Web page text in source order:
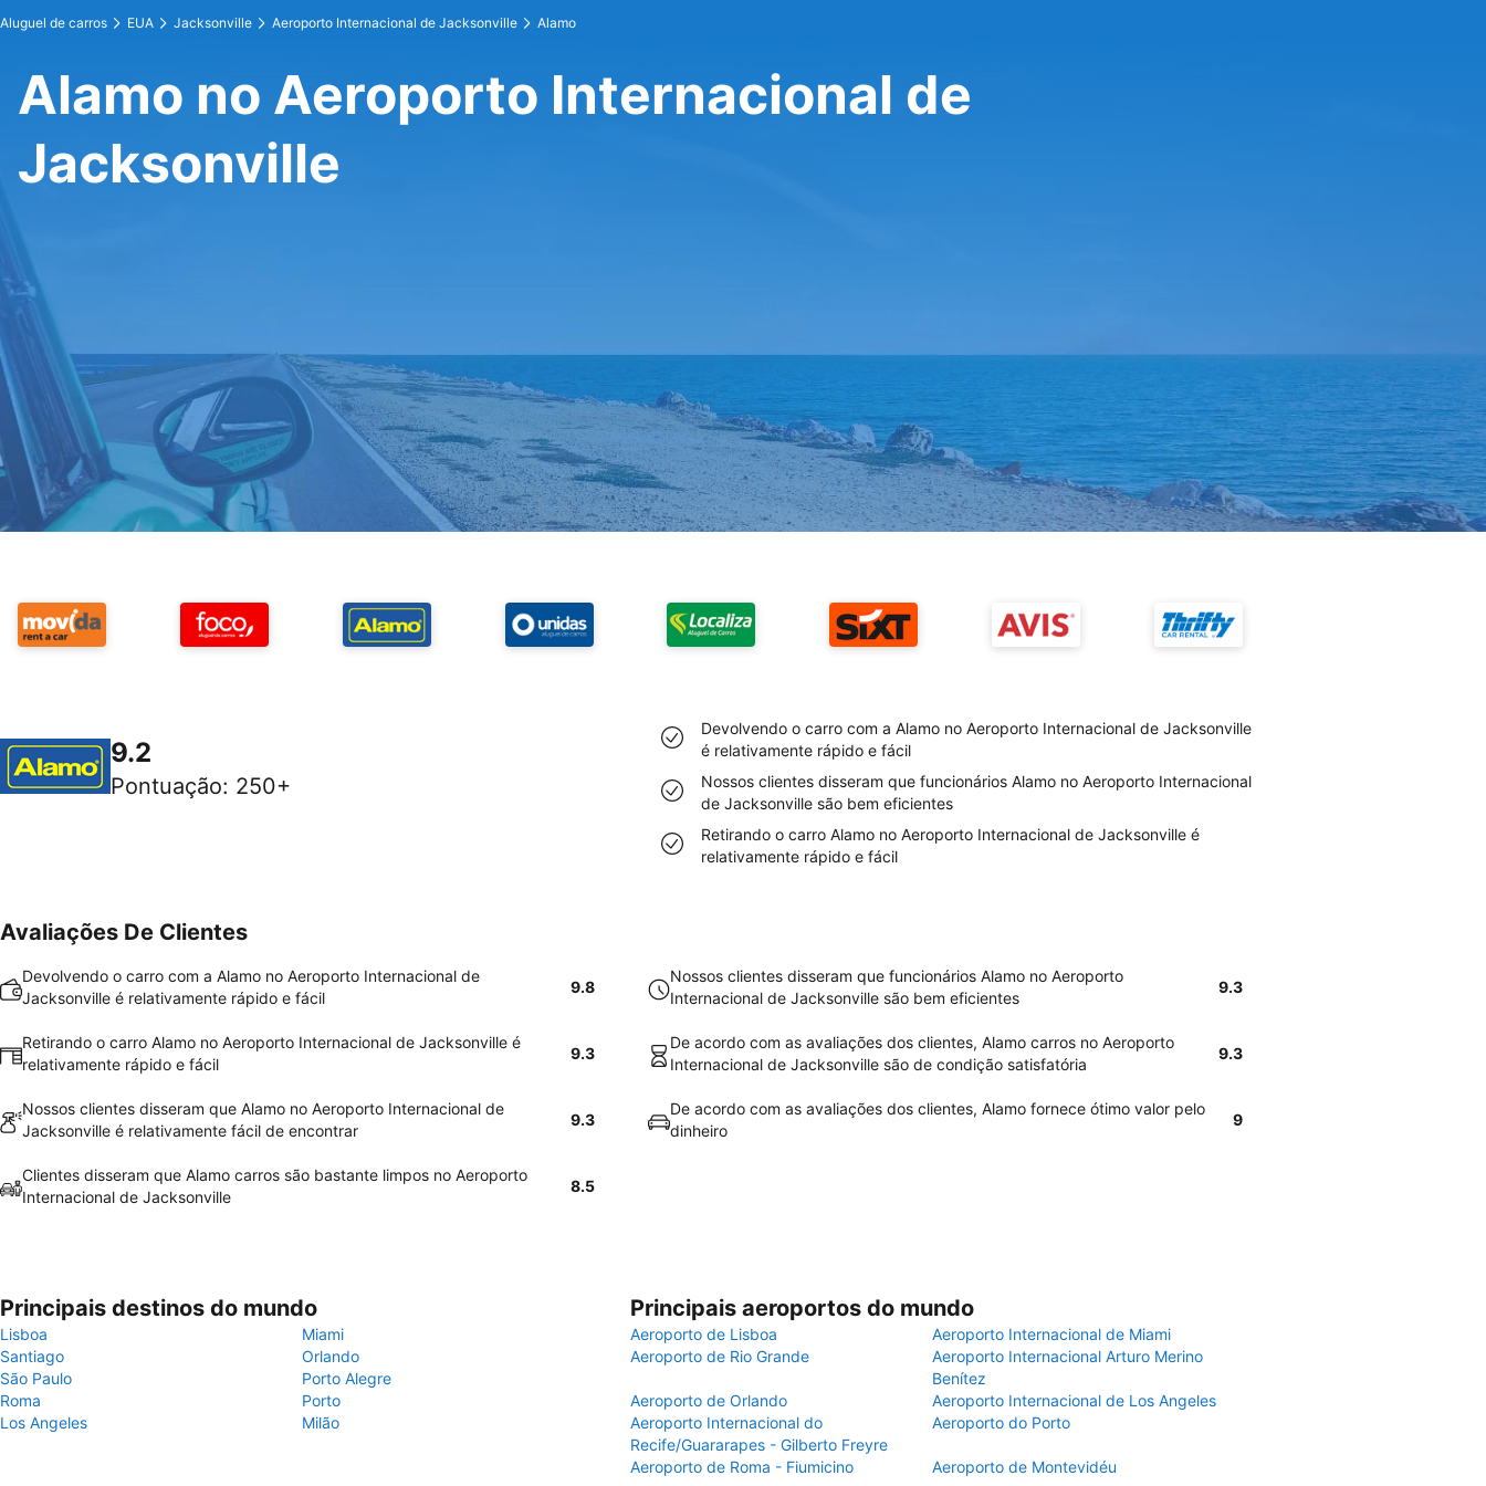
Aluguel de carros EUA Jacksonville Aeroporto Internacional de Jacksonville Alamo
Alamo no Aeroporto Internacional de
Jacksonville
9.2
Pontuação: 250+
Devolvendo o carro com a Alamo no Aeroporto Internacional de Jacksonville
é relativamente rápido e fácil
Nossos clientes disseram que funcionários Alamo no Aeroporto Internacional
de Jacksonville são bem eficientes
Retirando o carro Alamo no Aeroporto Internacional de Jacksonville é
relativamente rápido e fácil
Avaliações De Clientes
Devolvendo o carro com a Alamo no Aeroporto Internacional de
Jacksonville é relativamente rápido e fácil
9.8
Nossos clientes disseram que funcionários Alamo no Aeroporto
Internacional de Jacksonville são bem eficientes
9.3
Retirando o carro Alamo no Aeroporto Internacional de Jacksonville é
relativamente rápido e fácil
9.3
De acordo com as avaliações dos clientes, Alamo carros no Aeroporto
Internacional de Jacksonville são de condição satisfatória
9.3
Nossos clientes disseram que Alamo no Aeroporto Internacional de
Jacksonville é relativamente fácil de encontrar
9.3
De acordo com as avaliações dos clientes, Alamo fornece ótimo valor pelo
dinheiro
9
Clientes disseram que Alamo carros são bastante limpos no Aeroporto
Internacional de Jacksonville
8.5
Principais destinos do mundo
Lisboa
Miami
Santiago
Orlando
São Paulo
Porto Alegre
Roma
Porto
Los Angeles
Milão
Principais aeroportos do mundo
Aeroporto de Lisboa
Aeroporto Internacional de Miami
Aeroporto de Rio Grande
Aeroporto Internacional Arturo Merino
Benítez
Aeroporto de Orlando
Aeroporto Internacional de Los Angeles
Aeroporto Internacional do
Recife/Guararapes - Gilberto Freyre
Aeroporto do Porto
Aeroporto de Roma - Fiumicino Aeroporto de Montevidéu